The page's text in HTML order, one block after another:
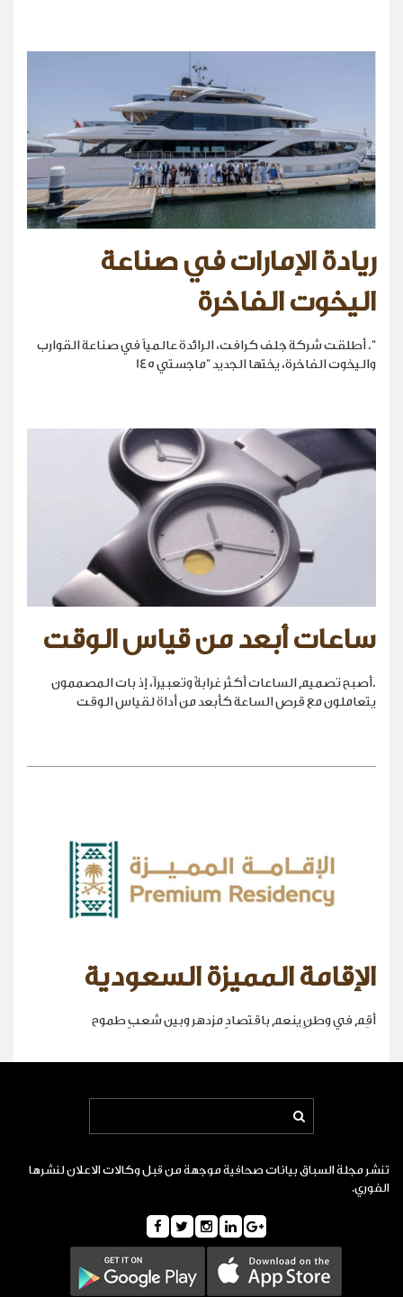
ريادة الإمارات في صناعة
اليخوت الفاخرة
". أطلقت شركة جلف كرافت، الرائدة عالمياً في صناعة القوارب
واليخوت الفاخرة، يختها الجديد "ماجستي 145
ساعات أبعد من قياس الوقت
.أصبح تصميم الساعات أكثر غرابةً وتعبيراً، إذ بات المصممون
يتعاملون مع قرص الساعة كأبعد من أداة لقياس الوقت
الإقامة المميزة السعودية
أقِم في وطنٍ ينعم باقتصادٍ مزدهر وبين شعبٍ طموح
تنشر مجلة السباق بيانات صحافية موجهة من قبل وكالات الاعلان لنشرها
الفوري.